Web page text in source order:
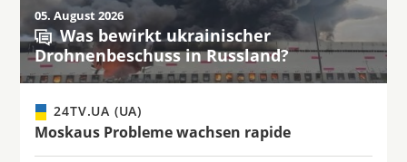
05. August 2026
Was bewirkt ukrainischer
Drohnenbeschuss in Russland?
24TV.UA (UA)
Moskaus Probleme wachsen rapide